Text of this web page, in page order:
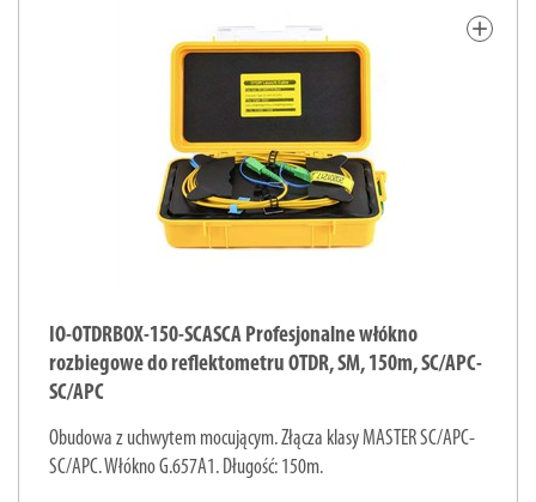
add
IO-OTDRBOX-150-SCASCA Profesjonalne włókno
rozbiegowe do reflektometru OTDR, SM, 150m, SC/APC-
SC/APC
Obudowa z uchwytem mocującym. Złącza klasy MASTER SC/APC-
SC/APC. Włókno G.657A1. Długość: 150m.